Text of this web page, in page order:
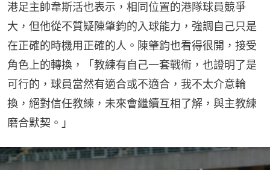
港足主帥韋斯活也表示，相同位置的港隊球員競爭
大，但他從不質疑陳肇鈞的入球能力，強調自己只是
在正確的時機用正確的人。陳肇鈞也看得很開，接受
角色上的轉換，「教練有自己一套戰術，也證明了是
可行的，球員當然有適合或不適合，我不太介意輪
換，絕對信任教練，未來會繼續互相了解，與主教練
磨合默契。」